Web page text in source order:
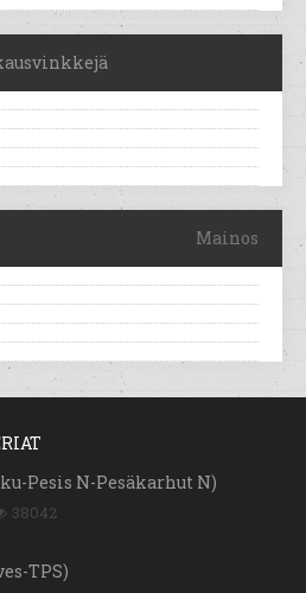
Mainos
Pesis N-Pesäkarhut N)
38042
TPS)